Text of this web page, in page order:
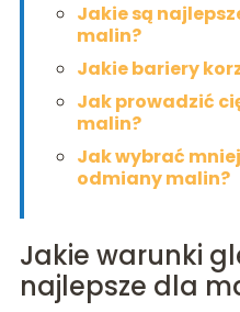
Jakie są
malin?
Jakie bariery
Jak prowadzić
malin?
Jak wybrać
odmiany malin?
Jakie warunki
najlepsze dla